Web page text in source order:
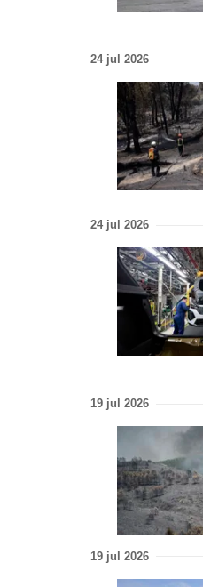
24 jul 2026
24 jul 2026
19 jul 2026
19 jul 2026